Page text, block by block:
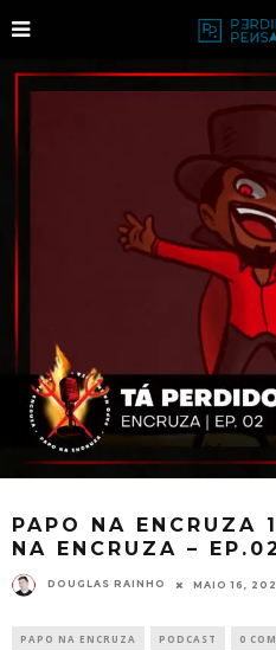
PAPO NA ENCRUZA
NA ENCRUZA – EP.02
DOUGLAS RAINHO MAIO 16,
PAPO NA ENCRUZA PODCAST 0